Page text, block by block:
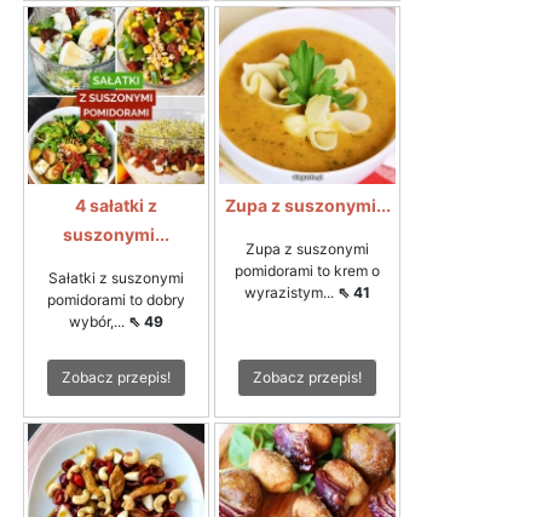
4 sałatki z
suszonymi...
Sałatki z suszonymi
pomidorami to dobry
wybór,... ⇖ 49
Zobacz przepis!
Zupa z suszonymi...
Zupa z suszonymi
pomidorami to krem o
wyrazistym... ⇖ 41
Zobacz przepis!